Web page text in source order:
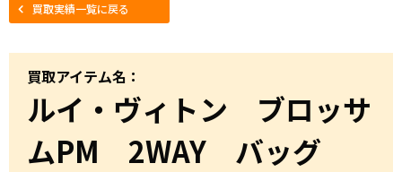
買取実績一覧に戻る
買取アイテム名：
ルイ・ヴィトン ブロッサ
ムPM 2WAY バッグ